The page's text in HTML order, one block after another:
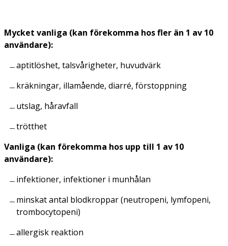
Mycket vanliga (kan förekomma hos fler än 1 av 10
användare):
aptitlöshet, talsvårigheter, huvudvärk
kräkningar, illamående, diarré, förstoppning
utslag, håravfall
trötthet
Vanliga (kan förekomma hos upp till 1 av 10
användare):
infektioner, infektioner i munhålan
minskat antal blodkroppar (neutropeni, lymfopeni,
trombocytopeni)
allergisk reaktion